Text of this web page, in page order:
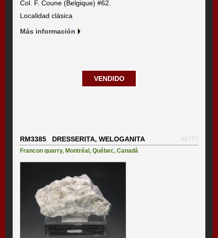
Col. F. Coune (Belgique) #62.
Localidad clásica
Más información
VENDIDO
RM3385 DRESSERITA, WELOGANITA
#2777
Francon quarry,Montréal,Québec,Canadá